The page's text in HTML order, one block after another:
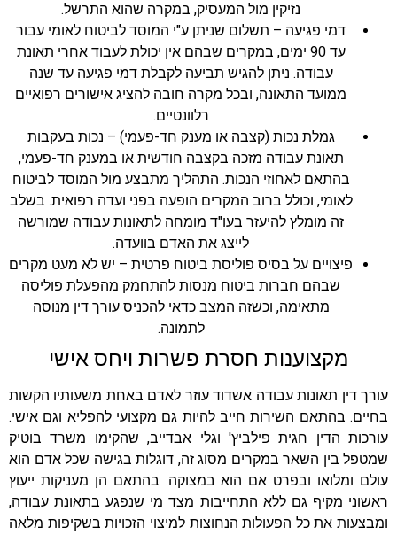
נזיקין מול המעסיק, במקרה שהוא התרשל.
דמי פגיעה – תשלום שניתן ע"י המוסד לביטוח לאומי עבור
עד 90 ימים, במקרים שבהם אין יכולת לעבוד אחרי תאונת
עבודה. ניתן להגיש תביעה לקבלת דמי פגיעה עד שנה
ממועד התאונה, ובכל מקרה חובה להציג אישורים רפואיים
רלוונטיים.
גמלת נכות (קצבה או מענק חד-פעמי) – נכות בעקבות
תאונת עבודה מזכה בקצבה חודשית או במענק חד-פעמי,
בהתאם לאחוזי הנכות. התהליך מתבצע מול המוסד לביטוח
לאומי, וכולל ברוב המקרים הופעה בפני ועדה רפואית. בשלב
זה מומלץ להיעזר בעו"ד מומחה לתאונות עבודה שמורשה
לייצג את האדם בוועדה.
פיצויים על בסיס פוליסת ביטוח פרטית – יש לא מעט מקרים
שבהם חברות ביטוח מנסות להתחמק מהפעלת פוליסה
מתאימה, וכשזה המצב כדאי להכניס עורך דין מנוסה
לתמונה.
מקצוענות חסרת פשרות ויחס אישי
עורך דין תאונות עבודה אשדוד עוזר לאדם באחת משעותיו הקשות
בחיים. בהתאם השירות חייב להיות גם מקצועי להפליא וגם אישי.
עורכות הדין חגית פילביץ' וגלי אבדייב, שהקימו משרד בוטיק
שמטפל בין השאר במקרים מסוג זה, דוגלות בגישה שכל אדם הוא
עולם ומלואו ובפרט אם הוא במצוקה. בהתאם הן מעניקות ייעוץ
ראשוני מקיף גם ללא התחייבות מצד מי שנפגע בתאונת עבודה,
ומבצעות את כל הפעולות הנחוצות למיצוי הזכויות בשקיפות מלאה